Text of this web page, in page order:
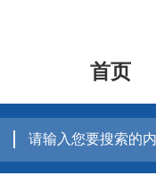
首页